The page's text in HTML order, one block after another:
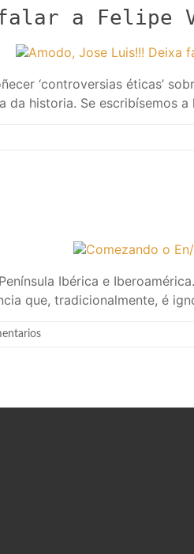
falar a Felipe
‘controversias éticas’
da historia. Se escribísemos a
Ibérica e
que, tradicionalmente, é